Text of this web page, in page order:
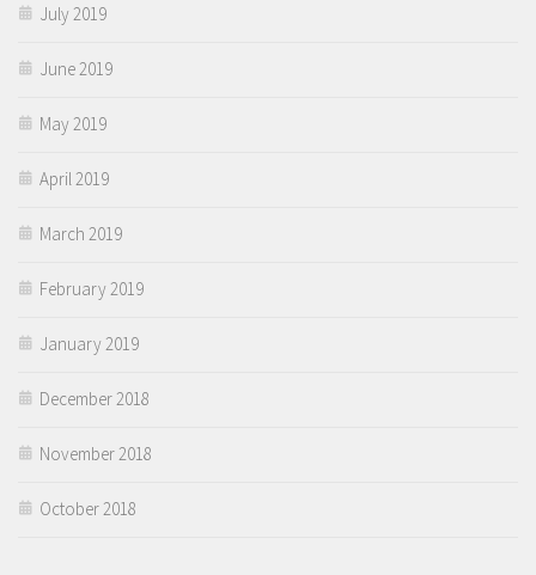
July 2019
June 2019
May 2019
April 2019
March 2019
February 2019
January 2019
December 2018
November 2018
October 2018